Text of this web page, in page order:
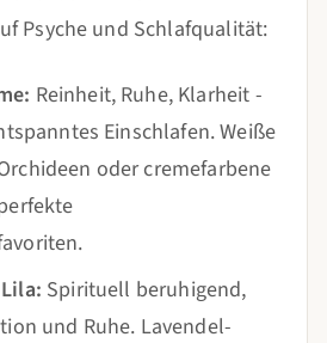
Psyche und Schlafqualität:
Reinheit, Ruhe, Klarheit -
Einschlafen. Weiße
oder cremefarbene
Spirituell beruhigend,
und Ruhe. Lavendel-